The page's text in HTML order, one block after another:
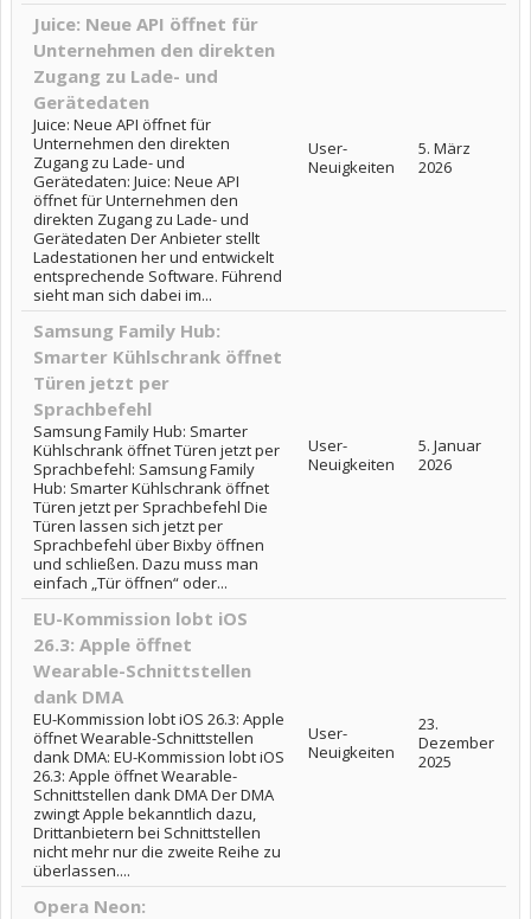
Juice: Neue API öffnet für
Unternehmen den direkten
Zugang zu Lade- und
Gerätedaten
Juice: Neue API öffnet für
Unternehmen den direkten
Zugang zu Lade- und
Gerätedaten: Juice: Neue API
öffnet für Unternehmen den
direkten Zugang zu Lade- und
Gerätedaten Der Anbieter stellt
Ladestationen her und entwickelt
entsprechende Software. Führend
sieht man sich dabei im...
User-
Neuigkeiten
5. März
2026
Samsung Family Hub:
Smarter Kühlschrank öffnet
Türen jetzt per
Sprachbefehl
Samsung Family Hub: Smarter
Kühlschrank öffnet Türen jetzt per
Sprachbefehl: Samsung Family
Hub: Smarter Kühlschrank öffnet
Türen jetzt per Sprachbefehl Die
Türen lassen sich jetzt per
Sprachbefehl über Bixby öffnen
und schließen. Dazu muss man
einfach „Tür öffnen“ oder...
User-
Neuigkeiten
5. Januar
2026
EU-Kommission lobt iOS
26.3: Apple öffnet
Wearable-Schnittstellen
dank DMA
EU-Kommission lobt iOS 26.3: Apple
öffnet Wearable-Schnittstellen
dank DMA: EU-Kommission lobt iOS
26.3: Apple öffnet Wearable-
Schnittstellen dank DMA Der DMA
zwingt Apple bekanntlich dazu,
Drittanbietern bei Schnittstellen
nicht mehr nur die zweite Reihe zu
überlassen....
User-
Neuigkeiten
23.
Dezember
2025
Opera Neon: